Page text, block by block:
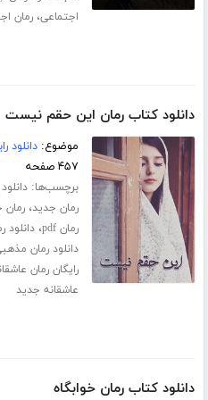
اجتماعی،رمان
دانلود کتاب رمان این حقم نیست
موضوع:دانلود
۴۵۷ صفحه
برچسب‌ها:
رمان جدید،رمان
رمان pdf ،دانلود
دانلود رمان
رایگان رمان
عاشقانه جدید
دانلود کتاب رمان خوابگاه